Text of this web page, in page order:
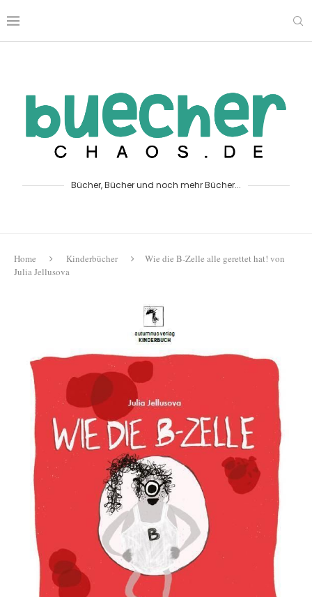
Bücher, Bücher und noch mehr Bücher...
Home Kinderbücher
Wie die B-Zelle alle gerettet hat! von
Julia Jellusova